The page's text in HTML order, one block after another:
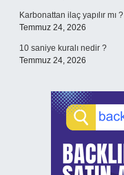
Karbonattan ilaç yapılır mı ?
Temmuz 24, 2026
10 saniye kuralı nedir ?
Temmuz 24, 2026